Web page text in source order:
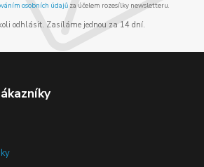
osobních údajůza účelem rozesílky newsletteru.
odhlásit. Zasíláme jednou za 14 dní.